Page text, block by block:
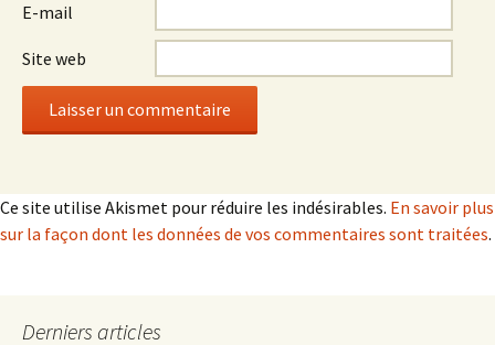
E-mail
Site web
Ce site utilise Akismet pour réduire les indésirables. En savoir plus
sur la façon dont les données de vos commentaires sont traitées.
Derniers articles